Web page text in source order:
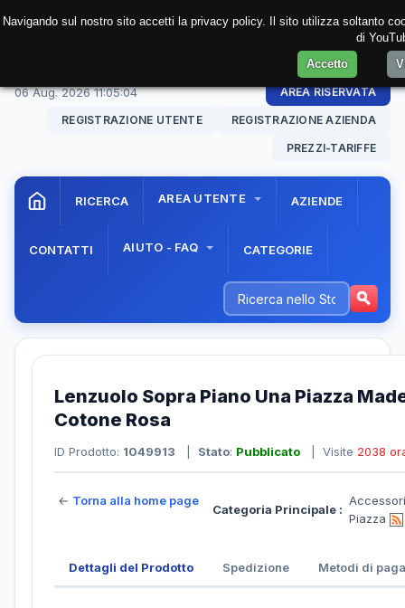
06 Aug. 202611:05:04 AREA RISERVATA
REGISTRAZIONE UTENTE REGISTRAZIONE AZIENDA
PREZZI-TARIFFE
RICERCA AREA UTENTE AZIENDE
CONTATTI AIUTO - FAQ CATEGORIE
Lenzuolo Sopra Piano Una Piazza
Cotone Rosa
ID Prodotto: 1049913 Stato: Pubblicato | Visite 2038
← Torna alla home page
Categoria Principale :
Piazza
Dettagli del Prodotto Spedizione Metodi di
Navigando sul nostro sito accetti la privacy policy. Il sito utilizza soltanto
di
Accetto